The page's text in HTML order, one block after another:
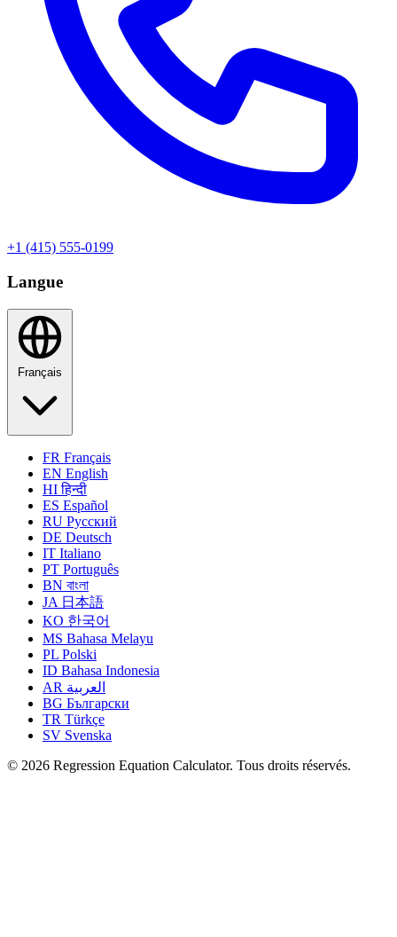
+1 (415) 555-0199
Langue
FR Français
EN English
HIहिन्दी
ES Español
RU Русский
DE Deutsch
IT Italiano
PT Português
BN বাংলা
JA 日本語
KO 한국어
MS Bahasa Melayu
PL Polski
ID Bahasa Indonesia
AR العربية
BG Български
TR Türkçe
SV Svenska
© 2026 Regression Equation Calculator. Tous droits réservés.